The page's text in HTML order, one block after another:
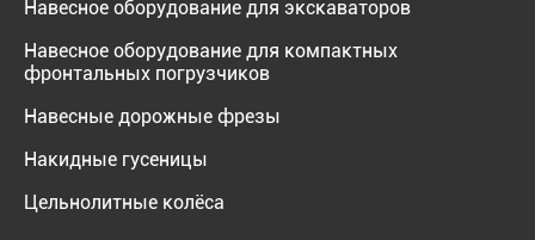
Навесное оборудование для экскаваторов
Навесное оборудование для компактных
фронтальных погрузчиков
Навесные дорожные фрезы
Накидные гусеницы
Цельнолитные колёса